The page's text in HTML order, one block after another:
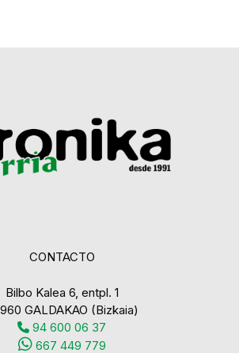
CONTACTO
Bilbo Kalea 6, entpl. 1
GALDAKAO (Bizkaia)
94 600 06 37
667 449 779